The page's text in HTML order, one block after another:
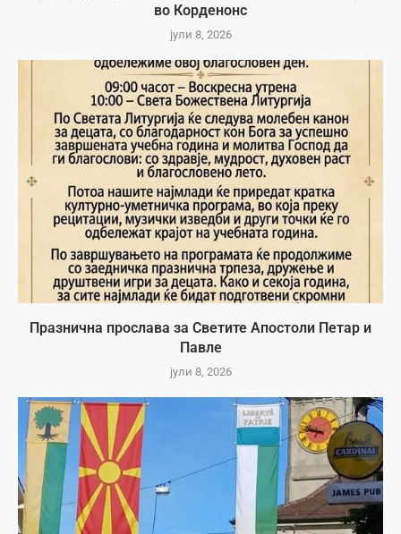
во Корденонс
јули 8, 2026
Празнична прослава за Светите Апостоли Петар и
Павле
јули 8, 2026